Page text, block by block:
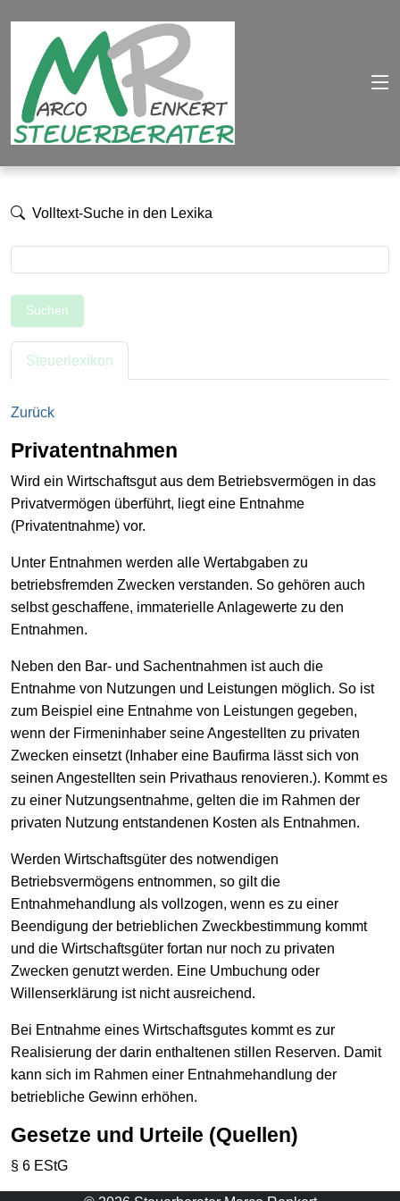
Volltext-Suche in den Lexika
Suchen
Steuerlexikon
Zurück
Privatentnahmen
Wird ein Wirtschaftsgut aus dem Betriebsvermögen in das
Privatvermögen überführt, liegt eine Entnahme
(Privatentnahme) vor.
Unter Entnahmen werden alle Wertabgaben zu
betriebsfremden Zwecken verstanden. So gehören auch
selbst geschaffene, immaterielle Anlagewerte zu den
Entnahmen.
Neben den Bar- und Sachentnahmen ist auch die
Entnahme von Nutzungen und Leistungen möglich. So ist
zum Beispiel eine Entnahme von Leistungen gegeben,
wenn der Firmeninhaber seine Angestellten zu privaten
Zwecken einsetzt (Inhaber eine Baufirma lässt sich von
seinen Angestellten sein Privathaus renovieren.). Kommt es
zu einer Nutzungsentnahme, gelten die im Rahmen der
privaten Nutzung entstandenen Kosten als Entnahmen.
Werden Wirtschaftsgüter des notwendigen
Betriebsvermögens entnommen, so gilt die
Entnahmehandlung als vollzogen, wenn es zu einer
Beendigung der betrieblichen Zweckbestimmung kommt
und die Wirtschaftsgüter fortan nur noch zu privaten
Zwecken genutzt werden. Eine Umbuchung oder
Willenserklärung ist nicht ausreichend.
Bei Entnahme eines Wirtschaftsgutes kommt es zur
Realisierung der darin enthaltenen stillen Reserven. Damit
kann sich im Rahmen einer Entnahmehandlung der
betriebliche Gewinn erhöhen.
Gesetze und Urteile (Quellen)
§ 6 EStG